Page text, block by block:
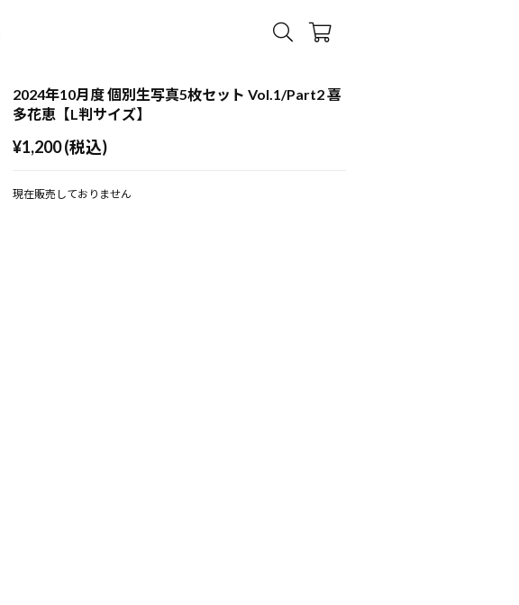
2024年10月度 個別生写真5枚セット Vol.1/Part2 喜
多花恵【L判サイズ】
¥1,200 (税込)
現在販売しておりません